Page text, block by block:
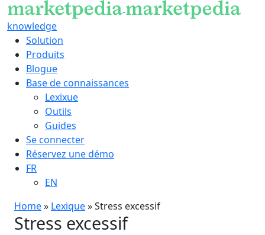
knowledge
Solution
Produits
Blogue
Base de connaissances
Lexixue
Outils
Guides
Se connecter
Réservez une démo
FR
EN
Home» Lexique»Stress excessif
Stress excessif